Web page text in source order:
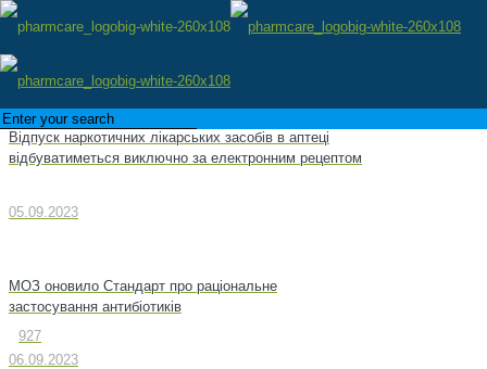
Відпуск наркотичних лікарських засобів в аптеці
відбуватиметься виключно за електронним рецептом
05.09.2023
МОЗ оновило Стандарт про раціональне
застосування антибіотиків
06.09.2023
927